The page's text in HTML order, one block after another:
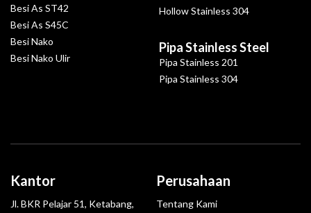
Besi As ST42
Besi As S45C
Besi Nako
Besi Nako Ulir
Hollow Stainless 304
Pipa Stainless Steel
Pipa Stainless 201
Pipa Stainless 304
Kantor
Jl. BKR Pelajar 51, Ketabang,
Perusahaan
Tentang Kami